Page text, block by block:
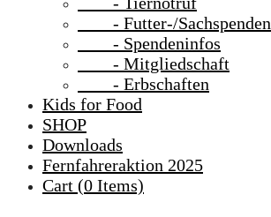
- Futter-/Sachspenden
- Spendeninfos
- Mitgliedschaft
- Erbschaften
Kids for Food
SHOP
Downloads
Fernfahreraktion 2025
Cart (0 Items)